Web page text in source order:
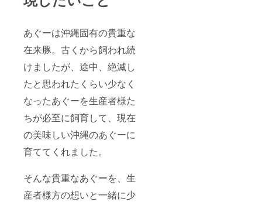
あぐーは沖縄固有の貴重な
在来豚。古くから飼われ続
けましたが、途中、絶滅し
たと思われたくらい少なく
なったあぐーを生産者様た
ちが必至に飼育して、現在
の美味しい沖縄のあぐーに
育ててくれました。
そんな貴重なあぐーを、生
産者様方の想いと一緒に少